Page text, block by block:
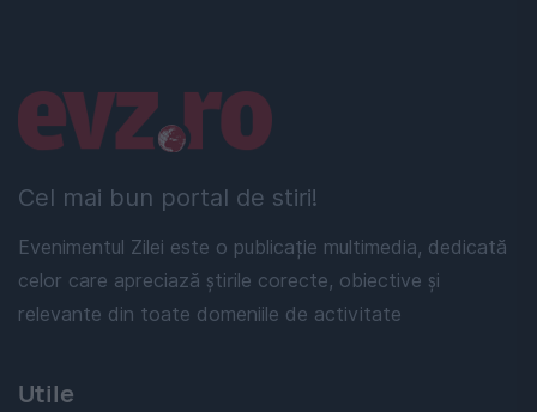
Cel mai bun portal de stiri!
Evenimentul Zilei este o publicație multimedia, dedicată
celor care apreciază știrile corecte, obiective și
relevante din toate domeniile de activitate
Linkuri utile
Utile